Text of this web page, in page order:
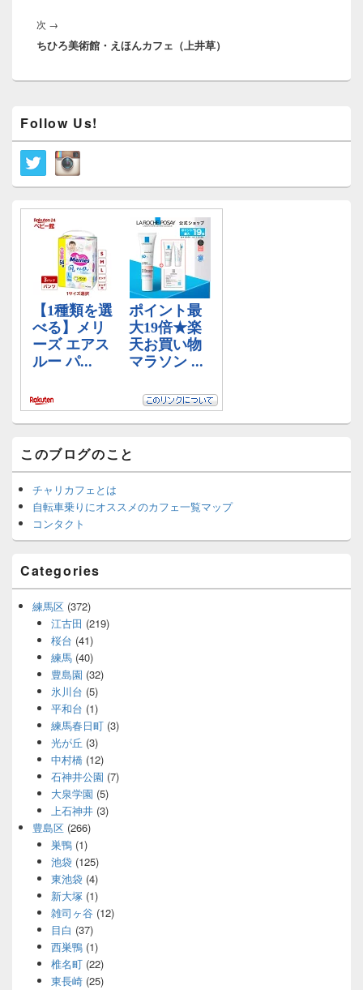
ゲ
ー
シ
次 →
の
稿:
ちひろ美術館・えほんカフェ（上井草）
イ
ン
サ
ド
ー
Follow Us!
このブログのこと
チャリカフェとは
自転車乗りにオススメのカフェ一覧マップ
コンタクト
Categories
練馬区 (372)
江古田 (219)
桜台 (41)
練馬(40)
豊島園 (32)
氷川台 (5)
平和台 (1)
練馬春日町(3)
光が丘 (3)
中村橋(12)
石神井公園 (7)
大泉学園 (5)
上石神井(3)
豊島区 (266)
巣鴨(1)
池袋(125)
東池袋(4)
新大塚(1)
雑司ヶ谷(12)
目白 (37)
西巣鴨(1)
椎名町(22)
東長崎(25)